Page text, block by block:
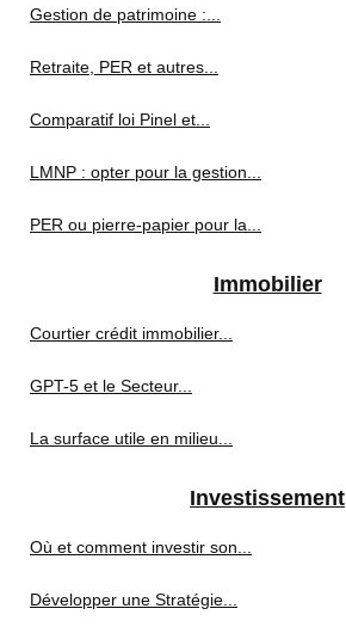
Gestion de patrimoine :...
Retraite, PER et autres...
Comparatif loi Pinel et...
LMNP : opter pour la gestion...
PER ou pierre-papier pour la...
Immobilier
Courtier crédit immobilier...
GPT-5 et le Secteur...
La surface utile en milieu...
Investissement
Où et comment investir son...
Développer une Stratégie...